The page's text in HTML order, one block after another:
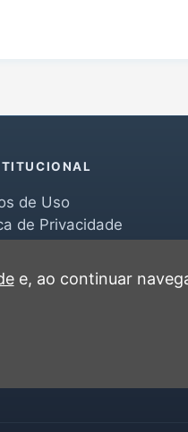
de Uso
de Privacidade
e, ao continuar